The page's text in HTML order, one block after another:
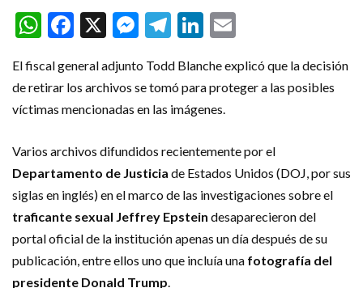
WhatsApp
Facebook
X Messenger
Telegram
LinkedIn
El fiscal general adjunto Todd Blanche explicó que la decisión
de retirar los archivos se tomó para proteger a las posibles
víctimas mencionadas en las imágenes.
Varios archivos difundidos recientemente por el
Departamento de Justicia de Estados Unidos (DOJ, por sus
siglas en inglés) en el marco de las investigaciones sobre el
traficante sexual Jeffrey Epstein desaparecieron del
portal oficial de la institución apenas un día después de su
publicación, entre ellos uno que incluía una fotografía del
presidente Donald Trump.